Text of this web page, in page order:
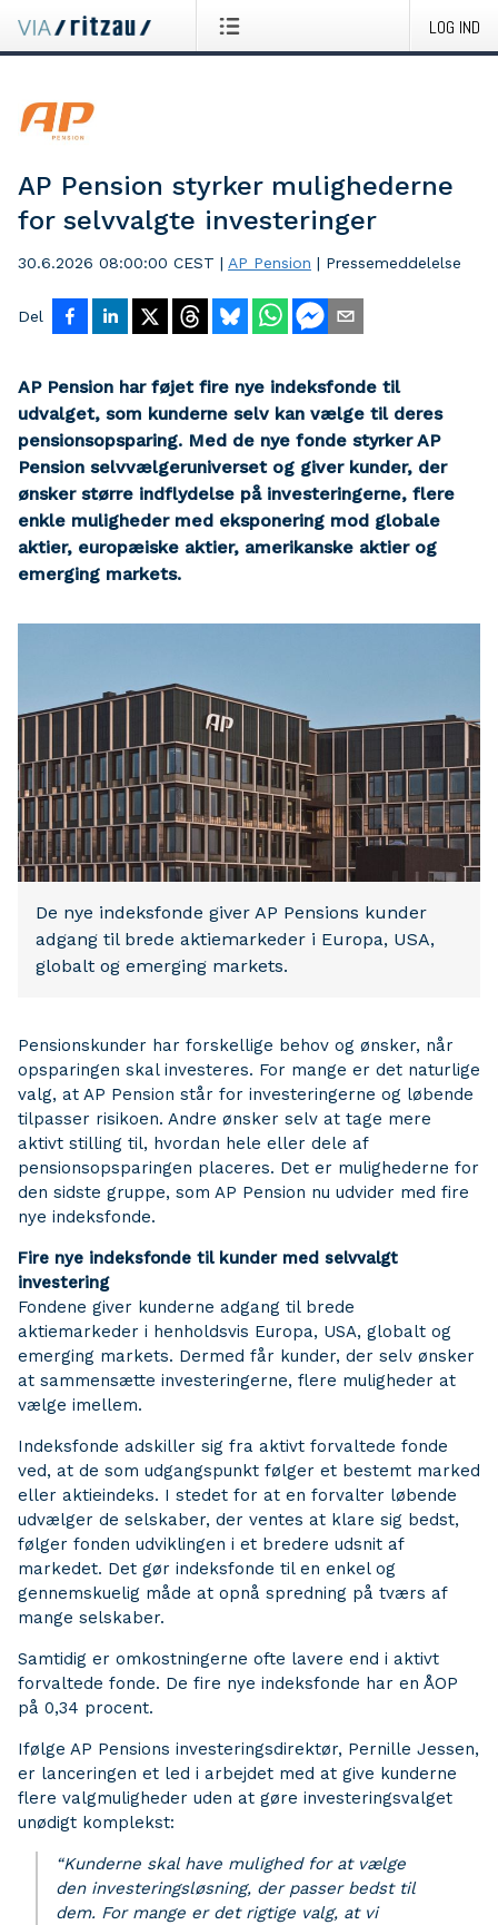
LOG IND
AP Pension styrker mulighederne
for selvvalgte investeringer
30.6.2026 08:00:00 CEST | AP Pension | Pressemeddelelse
Del
AP Pension har føjet fire nye indeksfonde til
udvalget, som kunderne selv kan vælge til deres
pensionsopsparing. Med de nye fonde styrker AP
Pension selvvælgeruniverset og giver kunder, der
ønsker større indflydelse på investeringerne, flere
enkle muligheder med eksponering mod globale
aktier, europæiske aktier, amerikanske aktier og
emerging markets.
De nye indeksfonde giver AP Pensions kunder
adgang til brede aktiemarkeder i Europa, USA,
globalt og emerging markets.
Pensionskunder har forskellige behov og ønsker, når
opsparingen skal investeres. For mange er det naturlige
valg, at AP Pension står for investeringerne og løbende
tilpasser risikoen. Andre ønsker selv at tage mere
aktivt stilling til, hvordan hele eller dele af
pensionsopsparingen placeres. Det er mulighederne for
den sidste gruppe, som AP Pension nu udvider med fire
nye indeksfonde.
Fire nye indeksfonde til kunder med selvvalgt
investering
Fondene giver kunderne adgang til brede
aktiemarkeder i henholdsvis Europa, USA, globalt og
emerging markets. Dermed får kunder, der selv ønsker
at sammensætte investeringerne, flere muligheder at
vælge imellem.
Indeksfonde adskiller sig fra aktivt forvaltede fonde
ved, at de som udgangspunkt følger et bestemt marked
eller aktieindeks. I stedet for at en forvalter løbende
udvælger de selskaber, der ventes at klare sig bedst,
følger fonden udviklingen i et bredere udsnit af
markedet. Det gør indeksfonde til en enkel og
gennemskuelig måde at opnå spredning på tværs af
mange selskaber.
Samtidig er omkostningerne ofte lavere end i aktivt
forvaltede fonde. De fire nye indeksfonde har en ÅOP
på 0,34 procent.
Ifølge AP Pensions investeringsdirektør, Pernille Jessen,
er lanceringen et led i arbejdet med at give kunderne
flere valgmuligheder uden at gøre investeringsvalget
unødigt komplekst:
“Kunderne skal have mulighed for at vælge
den investeringsløsning, der passer bedst til
dem. For mange er det rigtige valg, at vi